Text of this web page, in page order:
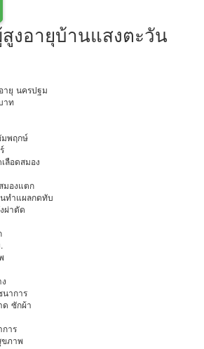
งอายุบ้านแสงตะวัน
ายุ นครปฐม
าท
พฤกษ์
ลือดสมอง
มองแตก
ทำแผลกดทับ
ผ่าตัด
าการ
ด ซักผ้า
าร
ภาพ